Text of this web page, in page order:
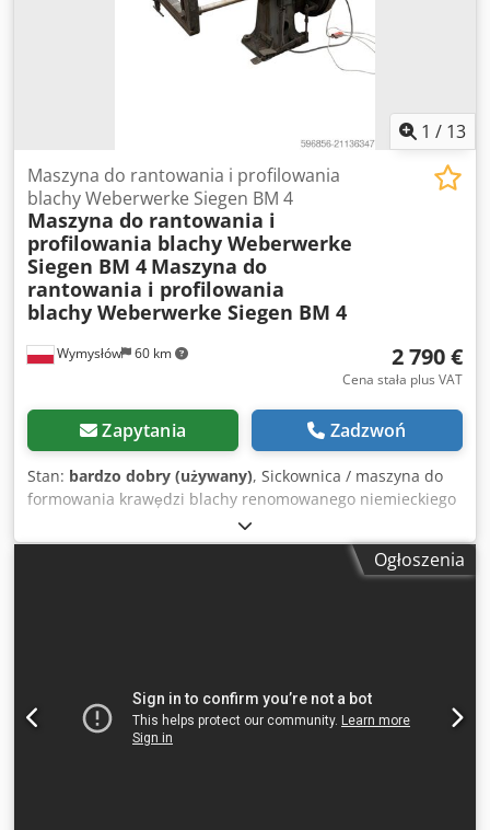
1 / 13
Wymysłów 60 km
Maszyna do rantowania i profilowania
blachy Weberwerke Siegen BM 4
Maszyna do rantowania i
profilowania blachy Weberwerke
Siegen BM 4 Maszyna do
rantowania i profilowania
blachy Weberwerke Siegen BM 4
2 790 €
Cena stała plus VAT
Zapytania Zadzwoń
Stan: bardzo dobry (używany), Sickownica / maszyna do
formowania krawędzi blachy renomowanego niemieckiego
producenta Weberwerke Siegen. Maszyna przeznaczona
do rantowania, zawijania krawędzi oraz wykonywania
przetłoczeń (sicken) na krawędziach arkuszy blachy.
formowania blachy. Docisk i prowadzenie rolki regulowane
mechanicznie. Dane z tabliczki znamionowej: • Typ: BM 4 •
Rok produkcji: 1952 • Szerokość robocza: do 1250 mm •
Ogłoszenia